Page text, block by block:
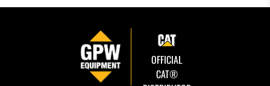
OFFICIAL
CAT®